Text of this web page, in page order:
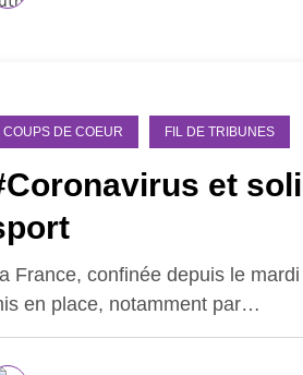
COUPS DE COEUR FIL DE TRIBUNES
et
France, confinée depuis le
en place, notamment par…